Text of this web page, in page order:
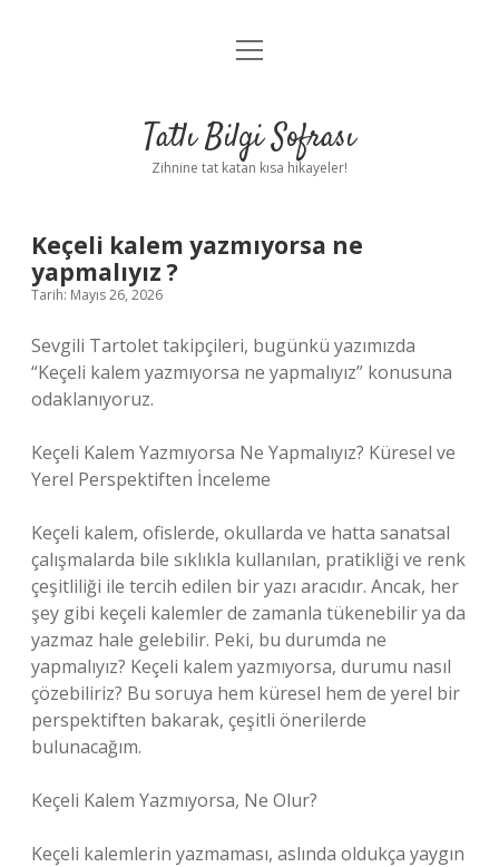
Anasayfa
Yasal Uyarı
menüyü
Tatlı Bilgi Sofrası
Zihnine tat katan kısa hikayeler!
Keçeli kalem yazmıyorsa ne
yapmalıyız ?
Tarih: Mayıs 26, 2026
Sevgili Tartolet takipçileri, bugünkü yazımızda
“Keçeli kalem yazmıyorsa ne yapmalıyız” konusuna
odaklanıyoruz.
Keçeli Kalem Yazmıyorsa Ne Yapmalıyız? Küresel ve
Yerel Perspektiften İnceleme
Keçeli kalem, ofislerde, okullarda ve hatta sanatsal
çalışmalarda bile sıklıkla kullanılan, pratikliği ve renk
çeşitliliği ile tercih edilen bir yazı aracıdır. Ancak, her
şey gibi keçeli kalemler de zamanla tükenebilir ya da
yazmaz hale gelebilir. Peki, bu durumda ne
yapmalıyız? Keçeli kalem yazmıyorsa, durumu nasıl
çözebiliriz? Bu soruya hem küresel hem de yerel bir
perspektiften bakarak, çeşitli önerilerde
bulunacağım.
Keçeli Kalem Yazmıyorsa, Ne Olur?
Keçeli kalemlerin yazmaması, aslında oldukça yaygın